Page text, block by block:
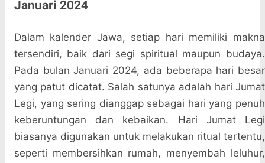
Januari 2024
Dalam kalender Jawa, setiap hari memiliki makna
tersendiri, baik dari segi spiritual maupun budaya.
Pada bulan Januari 2024, ada beberapa hari besar
yang patut dicatat. Salah satunya adalah hari Jumat
Legi, yang sering dianggap sebagai hari yang penuh
keberuntungan dan kebaikan. Hari Jumat Legi
biasanya digunakan untuk melakukan ritual tertentu,
seperti membersihkan rumah, menyembah leluhur,